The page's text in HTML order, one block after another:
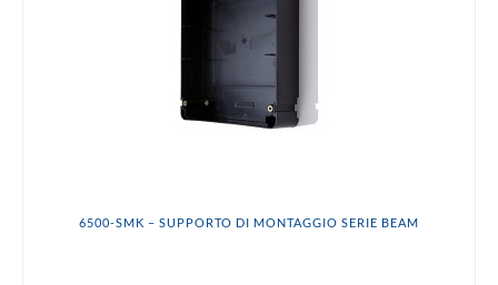
6500-SMK – SUPPORTO DI MONTAGGIO SERIE BEAM